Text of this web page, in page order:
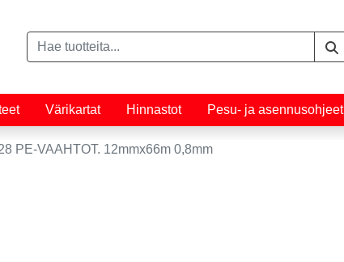
Värikartat Hinnastot Pesu- ja asennusohjeet
PE-VAAHTOT. 12mmx66m 0,8mm